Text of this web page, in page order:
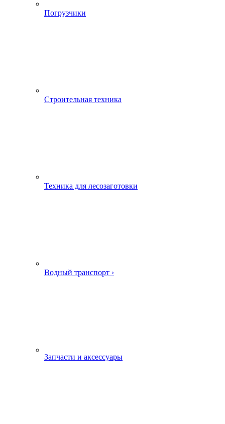
Погрузчики
Строительная техника
Техника для лесозаготовки
Водный транспорт ›
Запчасти и аксессуары